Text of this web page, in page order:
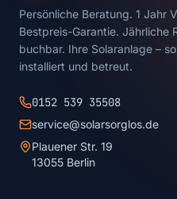
Persönliche Beratung. 1 Jahr
Bestpreis-Garantie. Jährliche
buchbar. Ihre Solaranlage –
installiert und betreut.
0152 539 35508
service@solarsorglos.de
Plauener Str. 19
13055 Berlin